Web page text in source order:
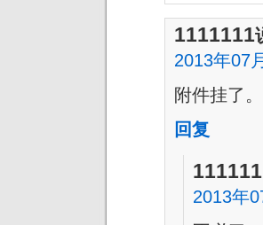
1111111
2013年07
附件挂了
回复
2013年